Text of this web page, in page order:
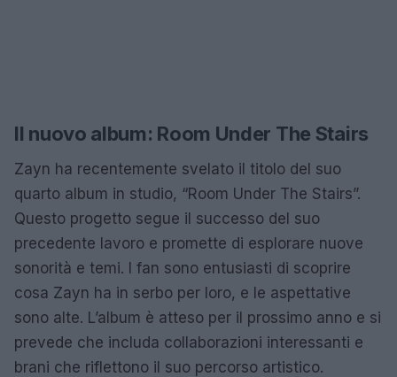
Il nuovo album: Room Under The Stairs
Zayn ha recentemente svelato il titolo del suo
quarto album in studio, “Room Under The Stairs”.
Questo progetto segue il successo del suo
precedente lavoro e promette di esplorare nuove
sonorità e temi. I fan sono entusiasti di scoprire
cosa Zayn ha in serbo per loro, e le aspettative
sono alte. L’album è atteso per il prossimo anno e si
prevede che includa collaborazioni interessanti e
brani che riflettono il suo percorso artistico.